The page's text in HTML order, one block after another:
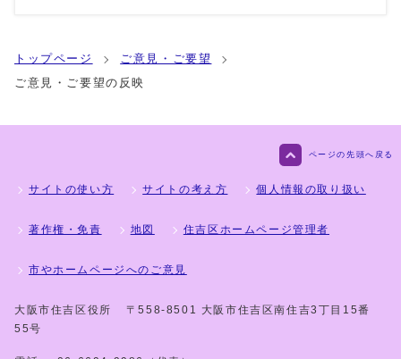
トップページ
ご意見・ご要望
ご意見・ご要望の反映
ページの先頭へ戻る
サイトの使い方 サイトの考え方 個人情報の取り扱い
著作権・免責 地図 住吉区ホームページ管理者
市やホームページへのご意見
大阪市住吉区役所
〒558-8501 大阪市住吉区南住吉3丁目15番
55号